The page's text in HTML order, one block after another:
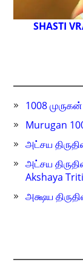
SHASTI
1008
Murugan
அட்சய
அட்சய
Akshaya
அக்ஷய